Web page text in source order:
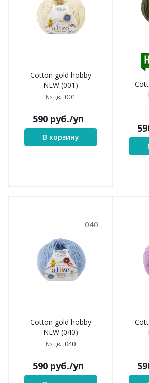
Cotton gold hobby
NEW (001)
№ цв.: 001
590 руб./уп
В корзину
040
Cotton gold hobby
NEW (040)
№ цв.: 040
590 руб./уп